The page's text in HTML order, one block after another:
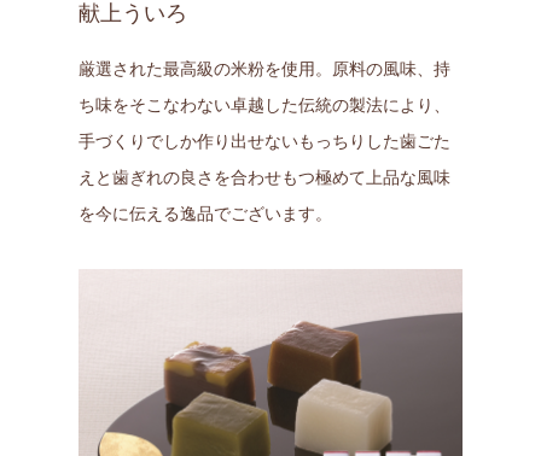
献上ういろ
厳選された最高級の米粉を使用。原料の風味、持
ち味をそこなわない卓越した伝統の製法により、
手づくりでしか作り出せないもっちりした歯ごた
えと歯ぎれの良さを合わせもつ極めて上品な風味
を今に伝える逸品でございます。